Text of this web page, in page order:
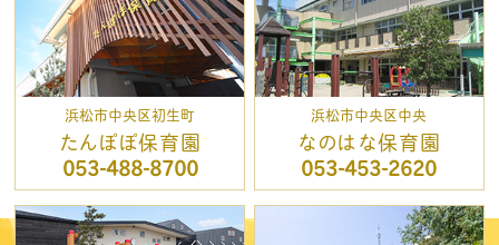
浜松市中央区初生町
たんぽぽ保育園
053-488-8700
浜松市中央区中央
なのはな保育園
053-453-2620